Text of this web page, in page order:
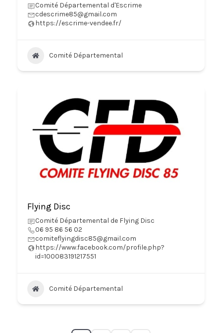
Comité Départemental d'Escrime
cdescrime85@gmail.com
https://escrime-vendee.fr/
Comité Départemental
Flying Disc
Comité Départemental de Flying Disc
06 95 86 56 02
comiteflyingdisc85@gmail.com
https://www.facebook.com/profile.php?
id=100083191217551
Comité Départemental